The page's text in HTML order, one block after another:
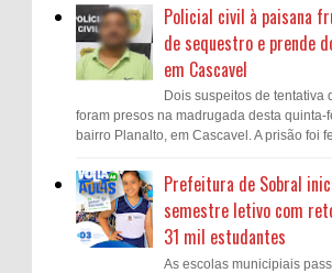
Policial civil à paisana
de sequestro e prende
em Cascavel
Dois suspeitos de tentativa
foram presos na madrugada desta quinta-
bairro Planalto, em Cascavel. A prisão foi
Prefeitura de Sobral
semestre letivo com
31 mil estudantes
As escolas municipiais